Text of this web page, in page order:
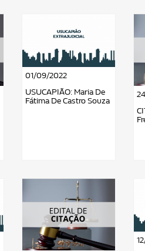
01/09/2022
USUCAPIÃO: Maria De
Fátima De Castro Souza